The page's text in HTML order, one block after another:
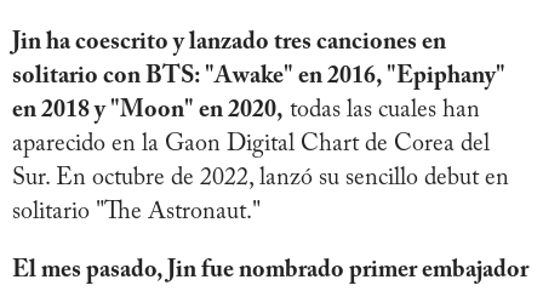
Jin ha coescrito y lanzado tres canciones en
solitario con BTS: "Awake" en 2016, "Epiphany"
en 2018 y "Moon" en 2020, todas las cuales han
aparecido en la Gaon Digital Chart de Corea del
Sur. En octubre de 2022, lanzó su sencillo debut en
solitario "The Astronaut."
El mes pasado, Jin fue nombrado primer embajador